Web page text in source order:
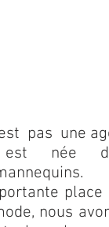
pas une
née
nous